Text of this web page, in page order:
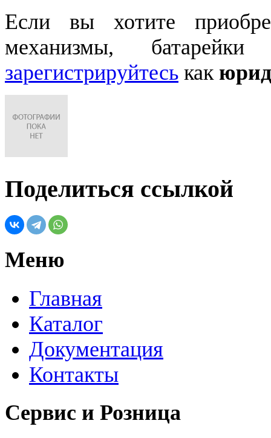
Если вы хотите
механизмы,
зарегистрируйтесь как
Поделиться ссылкой
Меню
Главная
Каталог
Документация
Контакты
Сервис и Розница